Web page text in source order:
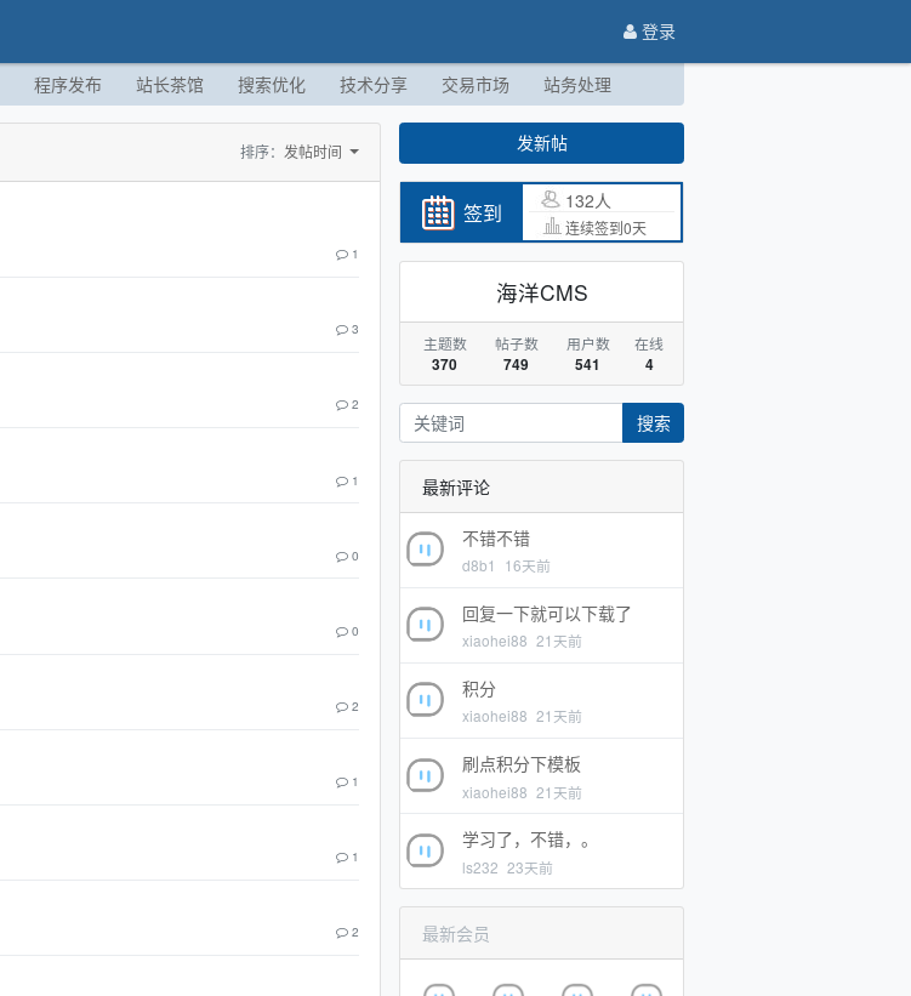
登录
程序发布 站长茶馆 搜索优化 技术分享 交易市场 站务处理
排序： 发帖时间
1
3
2
1
0
0
2
1
1
2
发新帖
签到 132人
连续签到0天
海洋CMS
主题数
370
帖子数
749
用户数
541
在线
4
搜索
最新评论
不错不错
d8b1 16天前
回复一下就可以下载了
xiaohei88 21天前
积分
xiaohei88 21天前
刷点积分下模板
xiaohei88 21天前
学习了，不错，。
ls232 23天前
最新会员